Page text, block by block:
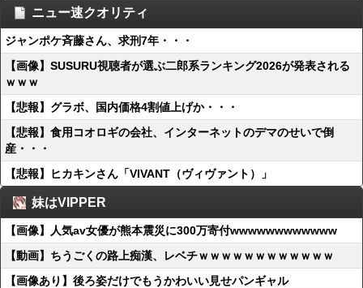
ニュー速クオリティ
ジャンポケ斉藤さん、求刑7年・・・
【画像】SUSURU視聴者が選ぶ二郎系ランキング2026が発表される
ｗｗｗ
【悲報】グラボ、国内価格4割値上げか・・・
【悲報】食用コオロギの会社、インターネットのデマのせいで倒
産・・・
【悲報】ヒカキンさん「VIVANT（ヴィヴァント）」
妹はVIPPER
【画像】人気av女優が熊本震災に300万寄付wwwwwwwwwwww
【動画】ちうごくの路上痴漢、レベチｗｗｗｗｗｗｗｗｗｗｗｗ
【画像あり】後ろ姿だけでもうかわいい見せパンギャル